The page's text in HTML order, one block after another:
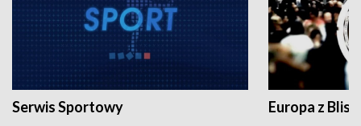
Serwis Sportowy Europa z